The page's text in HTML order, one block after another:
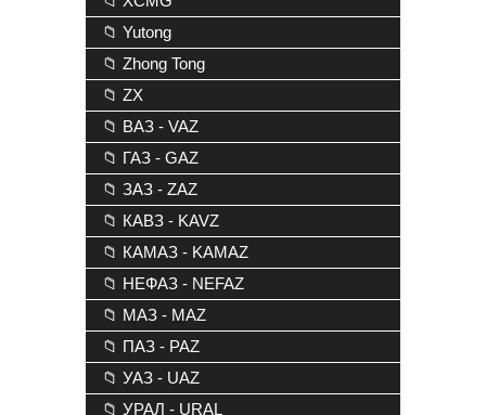
📁 Yutong
📁 Zhong Tong
📁 ZX
📁 ВАЗ - VAZ
📁 ГАЗ - GAZ
📁 ЗАЗ - ZAZ
📁 КАВЗ - KAVZ
📁 КАМАЗ - KAMAZ
📁 НЕФАЗ - NEFAZ
📁 МАЗ - MAZ
📁 ПАЗ - PAZ
📁 УАЗ - UAZ
📁 УРАЛ - URAL